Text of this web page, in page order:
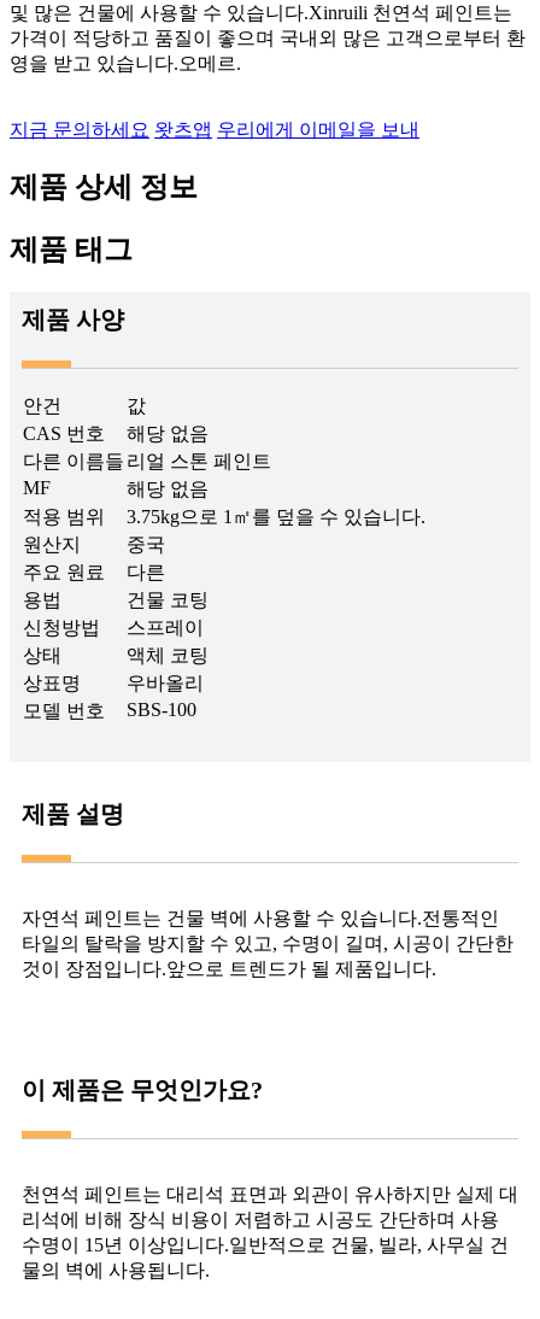
및 많은 건물에 사용할 수 있습니다.Xinruili 천연석 페인트는
가격이 적당하고 품질이 좋으며 국내외 많은 고객으로부터 환
영을 받고 있습니다.오메르.
지금 문의하세요 왓츠앱 우리에게 이메일을 보내
제품 상세 정보
제품 태그
제품 사양
안건
값
CAS 번호
해당 없음
다른 이름들 리얼 스톤 페인트
MF
해당 없음
적용 범위
3.75kg으로 1㎡를 덮을 수 있습니다.
원산지
중국
주요 원료
다른
용법
건물 코팅
신청방법
스프레이
상태
액체 코팅
상표명
우바올리
모델 번호
SBS-100
제품 설명
자연석 페인트는 건물 벽에 사용할 수 있습니다.전통적인
타일의 탈락을 방지할 수 있고, 수명이 길며, 시공이 간단한
것이 장점입니다.앞으로 트렌드가 될 제품입니다.
이 제품은 무엇인가요?
천연석 페인트는 대리석 표면과 외관이 유사하지만 실제 대
리석에 비해 장식 비용이 저렴하고 시공도 간단하며 사용
수명이 15년 이상입니다.일반적으로 건물, 빌라, 사무실 건
물의 벽에 사용됩니다.